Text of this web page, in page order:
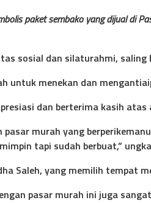
paket sembako yang dijual di
sosial dan silaturahmi, saling
menekan dan
dan berterima kasih
murah yang
tapi sudah berbuat,”
Saleh, yang memilih tempat
pasar murah ini juga